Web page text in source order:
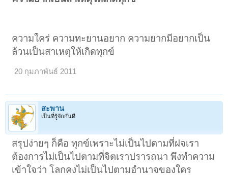
ความใคร่ ความทะยานอยาก ความยากมีอยากเป็น
ล้วนเป็นสาเหตุให้เกิดทุกข์
20 กุมภาพันธ์ 2011
สะพาน
เป็นที่รู้จักกันดี
สรุปง่ายๆ ก็คือ ทุกข์เพราะไม่เป็นไปตามที่ฝจเรา
ต้องการไม่เป็นไปตามที่จิตเราปรารถนา พึงทำความ
เข้าใจว่า โลกคงไม่เป็นไปตามอำนาจของใคร